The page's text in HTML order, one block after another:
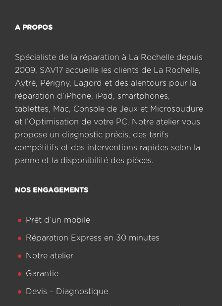
A PROPOS
Spécialiste de la réparation à La Rochelle depuis
2009, SAV17 accueille les clients de La Rochelle,
Aytré, Périgny, Lagord et des alentours pour la
réparation d’iPhone, iPad, smartphones,
tablettes, Mac, Console de Jeux et Microsoudure
et l’Optimisation de votre PC. Notre atelier vous
propose un diagnostic précis, des tarifs
compétitifs et des interventions rapides selon la
panne et la disponibilité des pièces.
NOS ENGAGEMENTS
Prêt d’un mobile
Réparation Express en 30 minutes
Notre atelier
Garantie
Devis – Diagnostique